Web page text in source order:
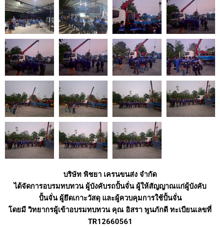
บริษัท พิชยา เครนขนส่ง จำกัด
ได้จัดการอบรมทบทวน ผู้บังคับรถปั้นจั่น ผู้ให้สัญญาณแก่ผู้บังคับ
ปั้นจั่น ผู้ยึดเกาะวัสดุ และผู้ควบคุมการใช้ปั้นจั่น
โดยมี วิทยากรผู้เข้าอบรมทบทวน คุณ อิสรา พูนภักดี ทะเบียนเลขที่
TR12660561